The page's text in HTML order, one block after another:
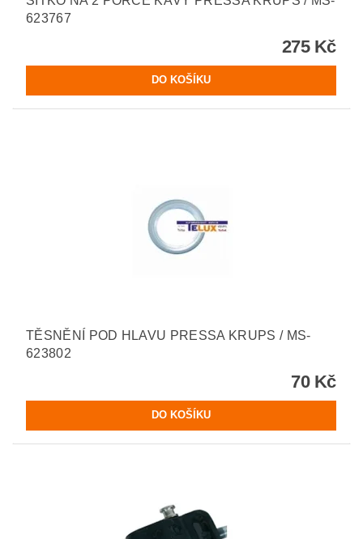
623767
275 Kč
TĚSNĚNÍ POD HLAVU PRESSA KRUPS / MS-
623802
70 Kč